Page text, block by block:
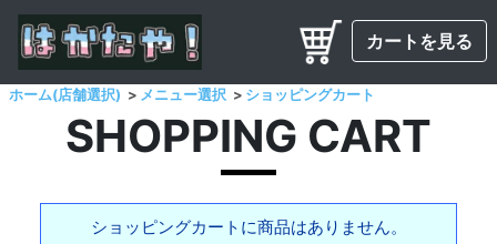
カートを見る
ホーム(店舗選択) メニュー選択 ショッピングカート
SHOPPING CART
ショッピングカートに商品はありません。